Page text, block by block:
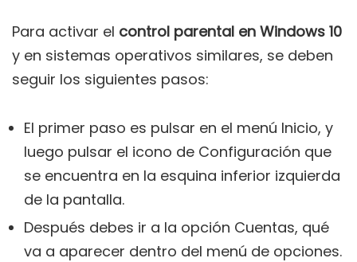
Para activar el control parental en Windows 10
y en sistemas operativos similares, se deben
seguir los siguientes pasos:
El primer paso es pulsar en el menú Inicio, y
luego pulsar el icono de Configuración que
se encuentra en la esquina inferior izquierda
de la pantalla.
Después debes ir a la opción Cuentas, qué
va a aparecer dentro del menú de opciones.